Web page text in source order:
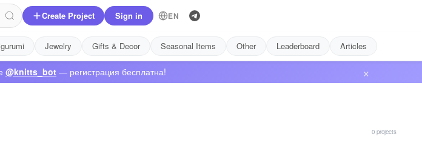
Create Project Sign in EN
Jewelry Gifts & Decor Seasonal Items Other Leaderboard Articles
@knitts_bot — регистрация бесплатна! ×
0 projects